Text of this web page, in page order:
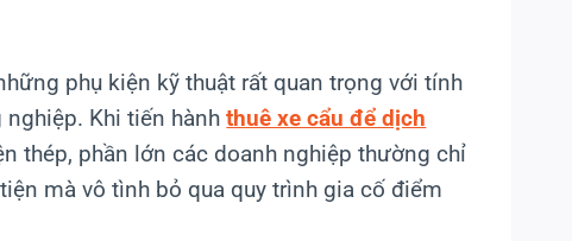
phụ kiện kỹ thuật rất quan trọng với tính
nghiệp. Khi tiến hànhthuê xe cẩu để dịch
thép, phần lớn các doanh nghiệp thường chỉ
mà vô tình bỏ qua quy trình gia cố điểm